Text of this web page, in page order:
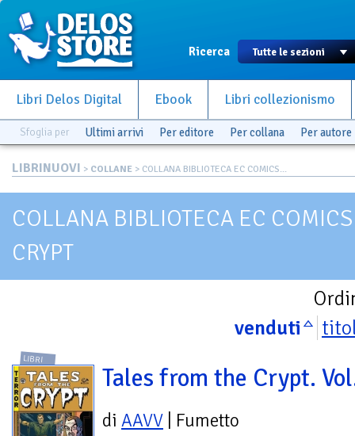
Ricerca
Libri Delos Digital Ebook Libri collezionismo
Sfoglia per Ultimi arrivi Per editore Per collana Per autore
LIBRINUOVI > COLLANE > COLLANA BIBLIOTECA EC COMICS...
COLLANA BIBLIOTECA EC
CRYPT
venduti
LIBRI
Tales from the Crypt.
di AAVV | Fumetto